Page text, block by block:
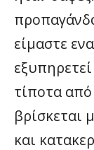
είμαστε
τίποτα
βρίσκεται
και